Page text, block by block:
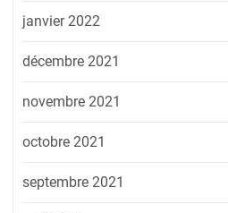
janvier 2022
décembre 2021
novembre 2021
octobre 2021
septembre 2021